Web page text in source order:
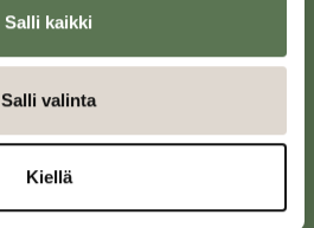
Salli kaikki
Salli valinta
Kiellä